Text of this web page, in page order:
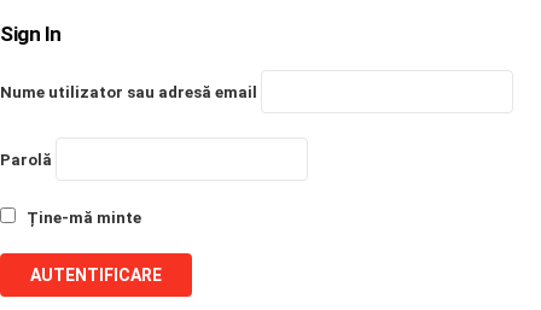
Sign In
Nume utilizator sau adresă email
Parolă
Ține-mă minte